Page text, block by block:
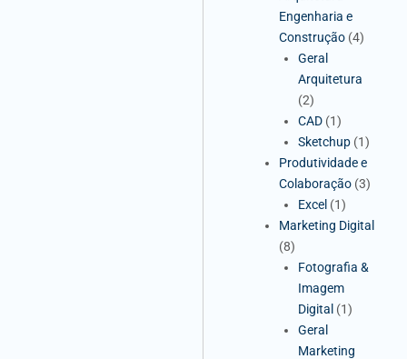
Engenharia e
Construção (4)
Geral
Arquitetura
(2)
CAD (1)
Sketchup (1)
Produtividade e
Colaboração (3)
Excel (1)
Marketing Digital
(8)
Fotografia &
Imagem
Digital (1)
Geral
Marketing